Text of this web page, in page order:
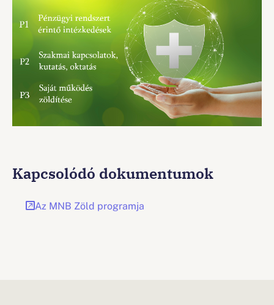
Kapcsolódó dokumentumok
Az MNB Zöld programja